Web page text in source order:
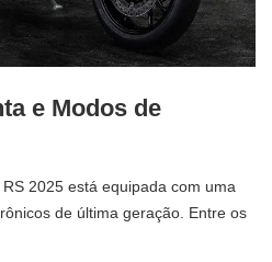
e Modos de
2025 está equipada com uma
de última geração. Entre os